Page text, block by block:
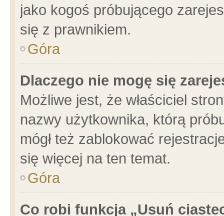
jako kogoś próbującego
się z prawnikiem.
Góra
Dlaczego nie mogę się
Możliwe jest, że właściciel
nazwy użytkownika, którą
mógł też zablokować
się więcej na ten temat.
Góra
Co robi funkcja „Usuń